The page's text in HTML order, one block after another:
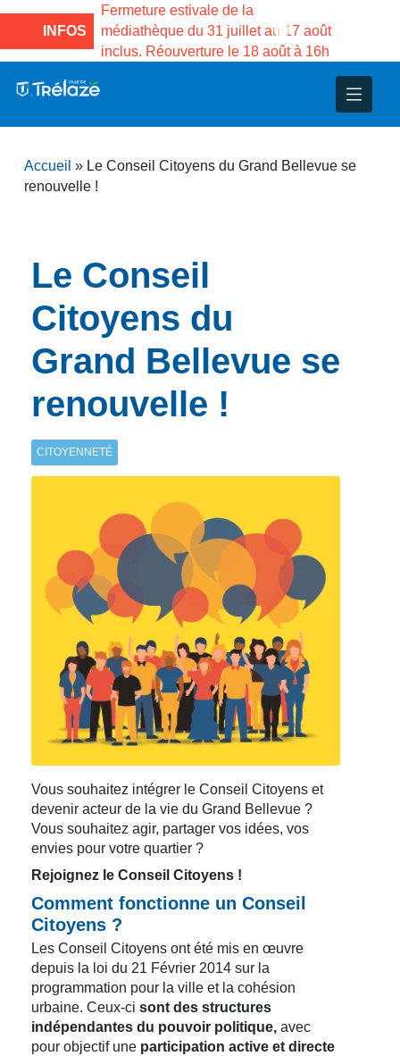
INFOS
des Fermeture estivale de la
médiathèque du 31 juillet au 17 août
inclus. Réouverture le 18 août à 16h
Services publics
3 au 21 août
et d’animations
Projets
– Jumelage
Accueil » Le Conseil Citoyens du Grand Bellevue se
renouvelle !
Le Conseil
Citoyens du
Grand Bellevue se
renouvelle !
CITOYENNETÉ
Vous souhaitez intégrer le Conseil Citoyens et
devenir acteur de la vie du Grand Bellevue ?
Vous souhaitez agir, partager vos idées, vos
envies pour votre quartier ?
Rejoignez le Conseil Citoyens !
Comment fonctionne un Conseil
Citoyens ?
Les Conseil Citoyens ont été mis en œuvre
depuis la loi du 21 Février 2014 sur la
programmation pour la ville et la cohésion
urbaine. Ceux-ci sont des structures
indépendantes du pouvoir politique, avec
pour objectif une participation active et directe